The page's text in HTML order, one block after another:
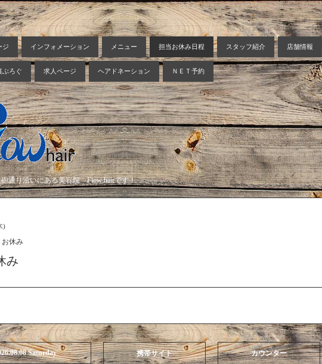
ジ インフォメーション メニュー 担当お休み日程 スタッフ紹介 店舗情報
ぶろぐ 求人ページ ヘアドネーション ＮＥＴ予約
砲通り沿いにある美容院 Flow hairです！
)
お休み
み
Saturday 携帯サイト カウンター